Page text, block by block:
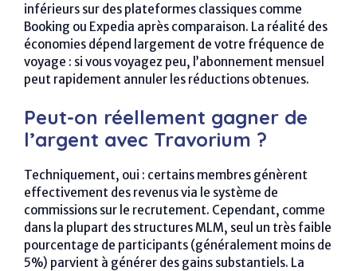
inférieurs sur des plateformes classiques comme
Booking ou Expedia après comparaison. La réalité des
économies dépend largement de votre fréquence de
voyage : si vous voyagez peu, l’abonnement mensuel
peut rapidement annuler les réductions obtenues.
Peut-on réellement gagner de
l’argent avec Travorium ?
Techniquement, oui : certains membres génèrent
effectivement des revenus via le système de
commissions sur le recrutement. Cependant, comme
dans la plupart des structures MLM, seul un très faible
pourcentage de participants (généralement moins de
5%) parvient à générer des gains substantiels. La